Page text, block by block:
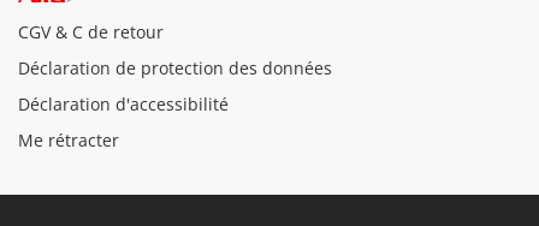
CGV & C de retour
Déclaration de protection des données
Déclaration d'accessibilité
Me rétracter